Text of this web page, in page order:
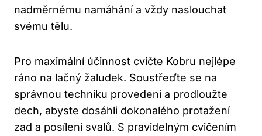
nadměrnému namáhání a vždy naslouchat
svému tělu.
Pro maximální účinnost cvičte Kobru nejlépe
ráno na lačný žaludek. Soustřeďte se na
správnou techniku provedení a prodloužte
dech, abyste dosáhli dokonalého protažení
zad a posílení svalů. S pravidelným cvičením